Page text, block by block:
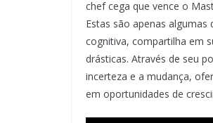
chef cega que vence o
Estas são apenas
cognitiva, compartilha em
drásticas. Através de seu
incerteza e a mudança,
em oportunidades de